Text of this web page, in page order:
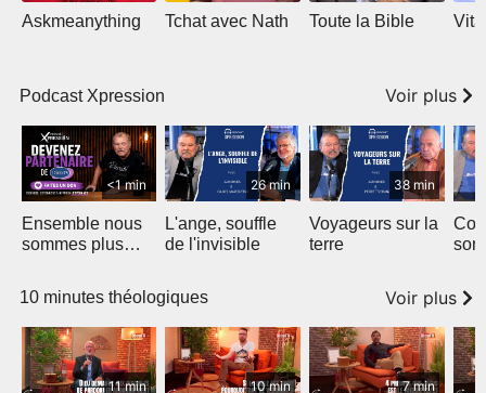
Askmeanything Tchat avec Nath Toute la Bible
Podcast Xpression Voir plus
<1 min
Ensemble nous
sommes plus
26 min
L'ange, souffle
de l'invisible
38 min
Voyageurs sur la
terre
son
10 minutes théologiques Voir plus
11 min 10 min 7 min